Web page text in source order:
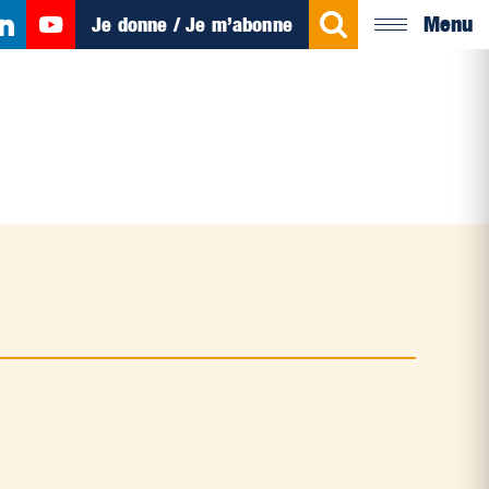
Je donne / Je m’abonne Menu